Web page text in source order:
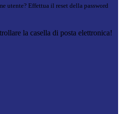
utente? Effettua il reset della password
la casella di posta elettronica!